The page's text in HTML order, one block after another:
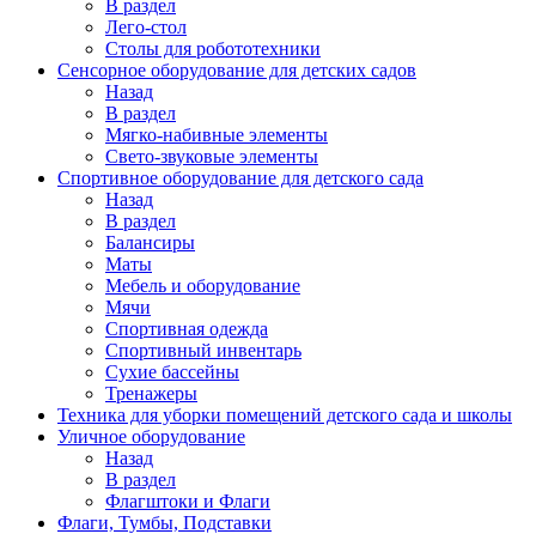
В раздел
Лего-стол
Столы для робототехники
Сенсорное оборудование для детских садов
Назад
В раздел
Мягко-набивные элементы
Свето-звуковые элементы
Спортивное оборудование для детского сада
Назад
В раздел
Балансиры
Маты
Мебель и оборудование
Мячи
Спортивная одежда
Спортивный инвентарь
Сухие бассейны
Тренажеры
Техника для уборки помещений детского сада и школы
Уличное оборудование
Назад
В раздел
Флагштоки и Флаги
Флаги, Тумбы, Подставки